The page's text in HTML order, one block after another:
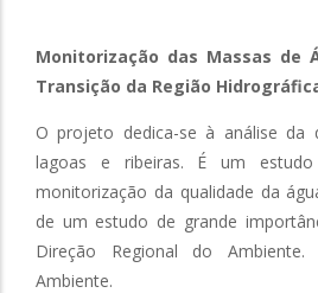
Monitorização das Massas de
Transição da Região
O projeto dedica-se à análise da
lagoas e ribeiras. É um
monitorização da qualidade da
de um estudo de grande
Direção Regional do
Ambiente.